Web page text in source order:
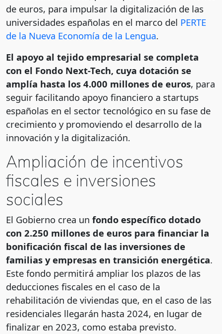
de euros, para impulsar la digitalización de las
universidades españolas en el marco del PERTE
de la Nueva Economía de la Lengua.
El apoyo al tejido empresarial se completa
con el Fondo Next-Tech, cuya dotación se
amplía hasta los 4.000 millones de euros, para
seguir facilitando apoyo financiero a startups
españolas en el sector tecnológico en su fase de
crecimiento y promoviendo el desarrollo de la
innovación y la digitalización.
Ampliación de incentivos
fiscales e inversiones
sociales
El Gobierno crea un fondo específico dotado
con 2.250 millones de euros para financiar la
bonificación fiscal de las inversiones de
familias y empresas en transición energética.
Este fondo permitirá ampliar los plazos de las
deducciones fiscales en el caso de la
rehabilitación de viviendas que, en el caso de las
residenciales llegarán hasta 2024, en lugar de
finalizar en 2023, como estaba previsto.